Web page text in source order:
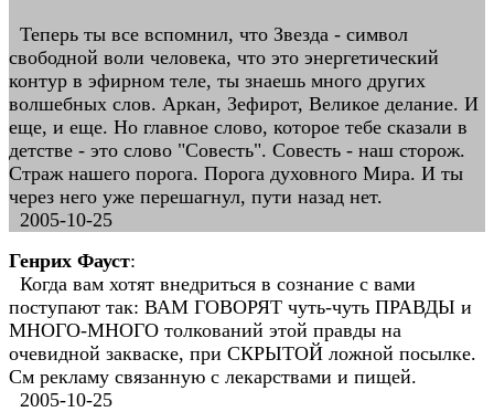
Теперь ты все вспомнил, что Звезда - символ
свободной воли человека, что это энергетический
контур в эфирном теле, ты знаешь много других
волшебных слов. Аркан, Зефирот, Великое делание. И
еще, и еще. Но главное слово, которое тебе сказали в
детстве - это слово "Совесть". Совесть - наш сторож.
Страж нашего порога. Порога духовного Мира. И ты
через него уже перешагнул, пути назад нет.
2005-10-25
Генрих Фауст:
Когда вам хотят внедриться в сознание с вами
поступают так: ВАМ ГОВОРЯТ чуть-чуть ПРАВДЫ и
МНОГО-МНОГО толкований этой правды на
очевидной закваске, при СКРЫТОЙ ложной посылке.
См рекламу связанную с лекарствами и пищей.
2005-10-25